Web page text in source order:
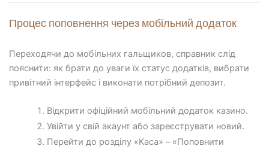
Процес поповнення через мобільний додаток
Переходячи до мобільних гальщиков, справник слід
пояснити: як брати до уваги їх статус додатків, вибрати
привітний інтерфейс і виконати потрібний депозит.
Відкрити офіційний мобільний додаток казино.
Увійти у свій акаунт або зареєструвати новий.
Перейти до розділу «Каса» – «Поповнити